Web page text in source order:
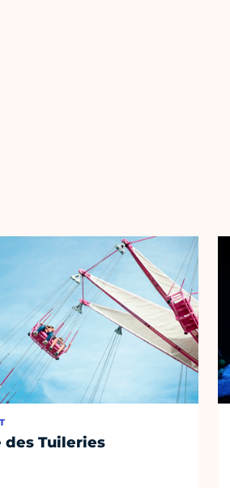
des Tuileries